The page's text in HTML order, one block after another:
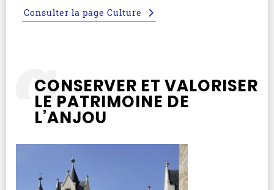
Consulter la page Culture
CONSERVER ET VALORISER
LE PATRIMOINE DE
L’ANJOU